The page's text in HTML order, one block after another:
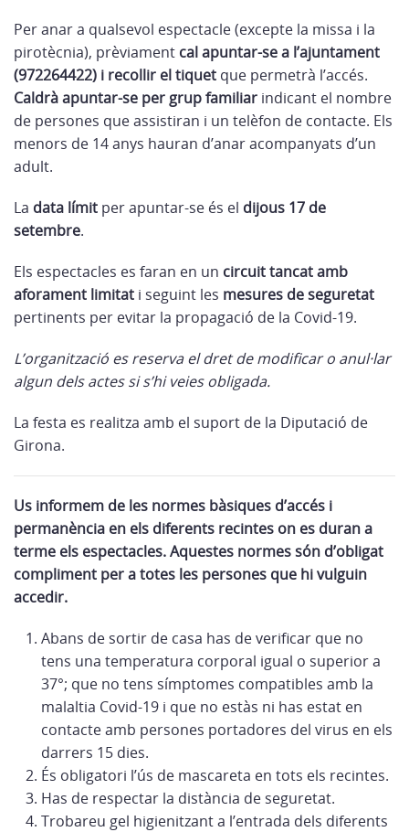
Per anar a qualsevol espectacle (excepte la missa i la
pirotècnia), prèviament cal apuntar-se a l’ajuntament
(972264422) i recollir el tiquet que permetrà l’accés.
Caldrà apuntar-se per grup familiar indicant el nombre
de persones que assistiran i un telèfon de contacte. Els
menors de 14 anys hauran d’anar acompanyats d’un
adult.
La data límit per apuntar-se és el dijous 17 de
setembre.
Els espectacles es faran en un circuit tancat amb
aforament limitat i seguint les mesures de seguretat
pertinents per evitar la propagació de la Covid-19.
L’organització es reserva el dret de modificar o anul·lar
algun dels actes si s’hi veies obligada.
La festa es realitza amb el suport de la Diputació de
Girona.
Us informem de les normes bàsiques d’accés i
permanència en els diferents recintes on es duran a
terme els espectacles. Aquestes normes són d’obligat
compliment per a totes les persones que hi vulguin
accedir.
Abans de sortir de casa has de verificar que no
tens una temperatura corporal igual o superior a
37°; que no tens símptomes compatibles amb la
malaltia Covid-19 i que no estàs ni has estat en
contacte amb persones portadores del virus en els
darrers 15 dies.
És obligatori l’ús de mascareta en tots els recintes.
Has de respectar la distància de seguretat.
Trobareu gel higienitzant a l’entrada dels diferents